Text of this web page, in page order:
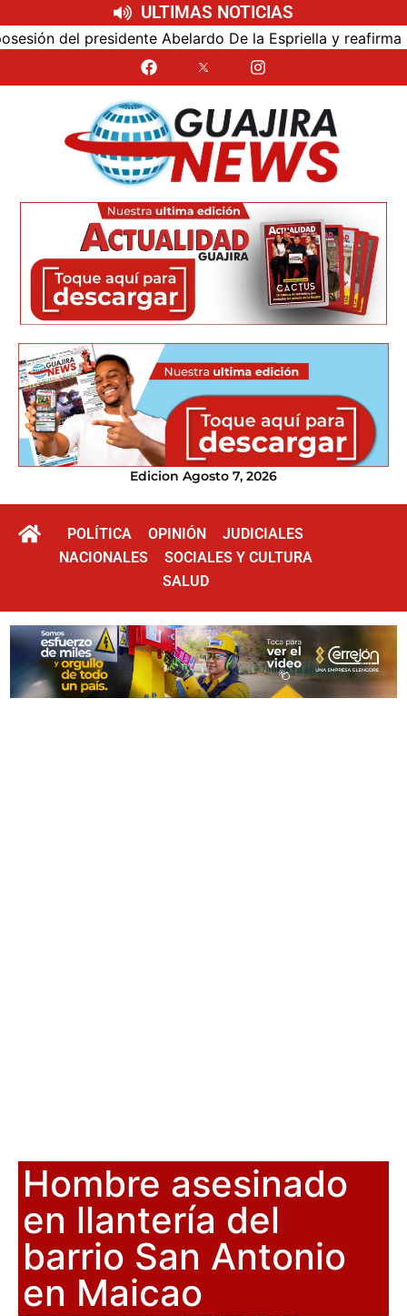
ULTIMAS NOTICIAS
del presidente Abelardo De la Espriella y reafirma su
Edicion Agosto 7, 2026
POLÍTICA OPINIÓN
JUDICIALES
NACIONALES
SOCIALES Y CULTURA
SALUD
Hombre asesinado
en llantería del
barrio San Antonio
en Maicao